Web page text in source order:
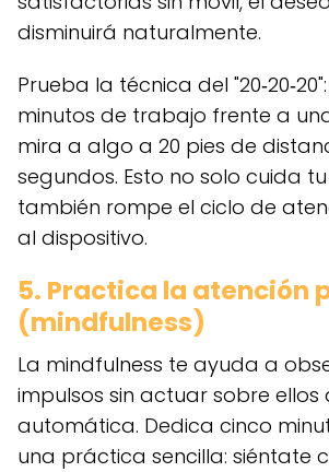
disminuirá naturalmente.
Prueba la técnica del
minutos de trabajo frente a
mira a algo a 20 pies de
segundos. Esto no solo cuida
también rompe el ciclo de
al dispositivo.
5. Practica la atención
(mindfulness)
La mindfulness te ayuda a
impulsos sin actuar sobre ellos
automática. Dedica cinco
una práctica sencilla: siéntate